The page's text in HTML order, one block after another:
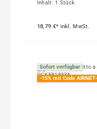
Inhalt: 1 Stück
18,79 €* inkl. MwSt.
Sofort verfügbar
-15% mit Code